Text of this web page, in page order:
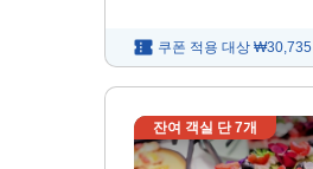
쿠폰 적용 대상 ₩30,735
잔여 객실 단7개